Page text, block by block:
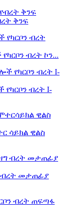
ቅንፍ
ብረት ኮን...
ብረት I-
ሳይክል ዊልስ
ብረት መታጠፊያ